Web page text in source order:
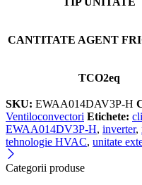
CANTITATE AGENT
TCO2eq
SKU: EWAA014DAV3P-H
Ventiloconvectori Etichete:
EWAA014DV3P-H, inverter,
tehnologie HVAC, unitate
Categorii produse